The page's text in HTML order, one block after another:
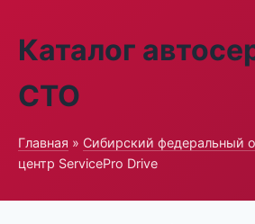
Каталог
СТО
Главная » Сибирский федеральный
центр ServicePro Drive